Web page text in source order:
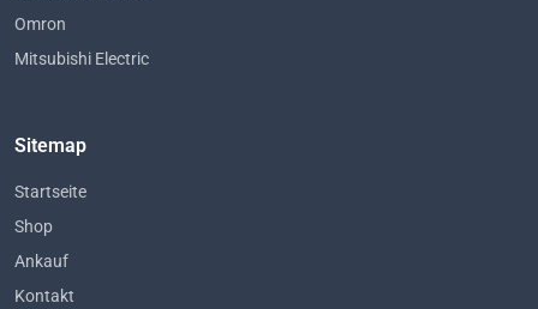
Omron
Mitsubishi Electric
Sitemap
Startseite
Shop
Ankauf
Kontakt